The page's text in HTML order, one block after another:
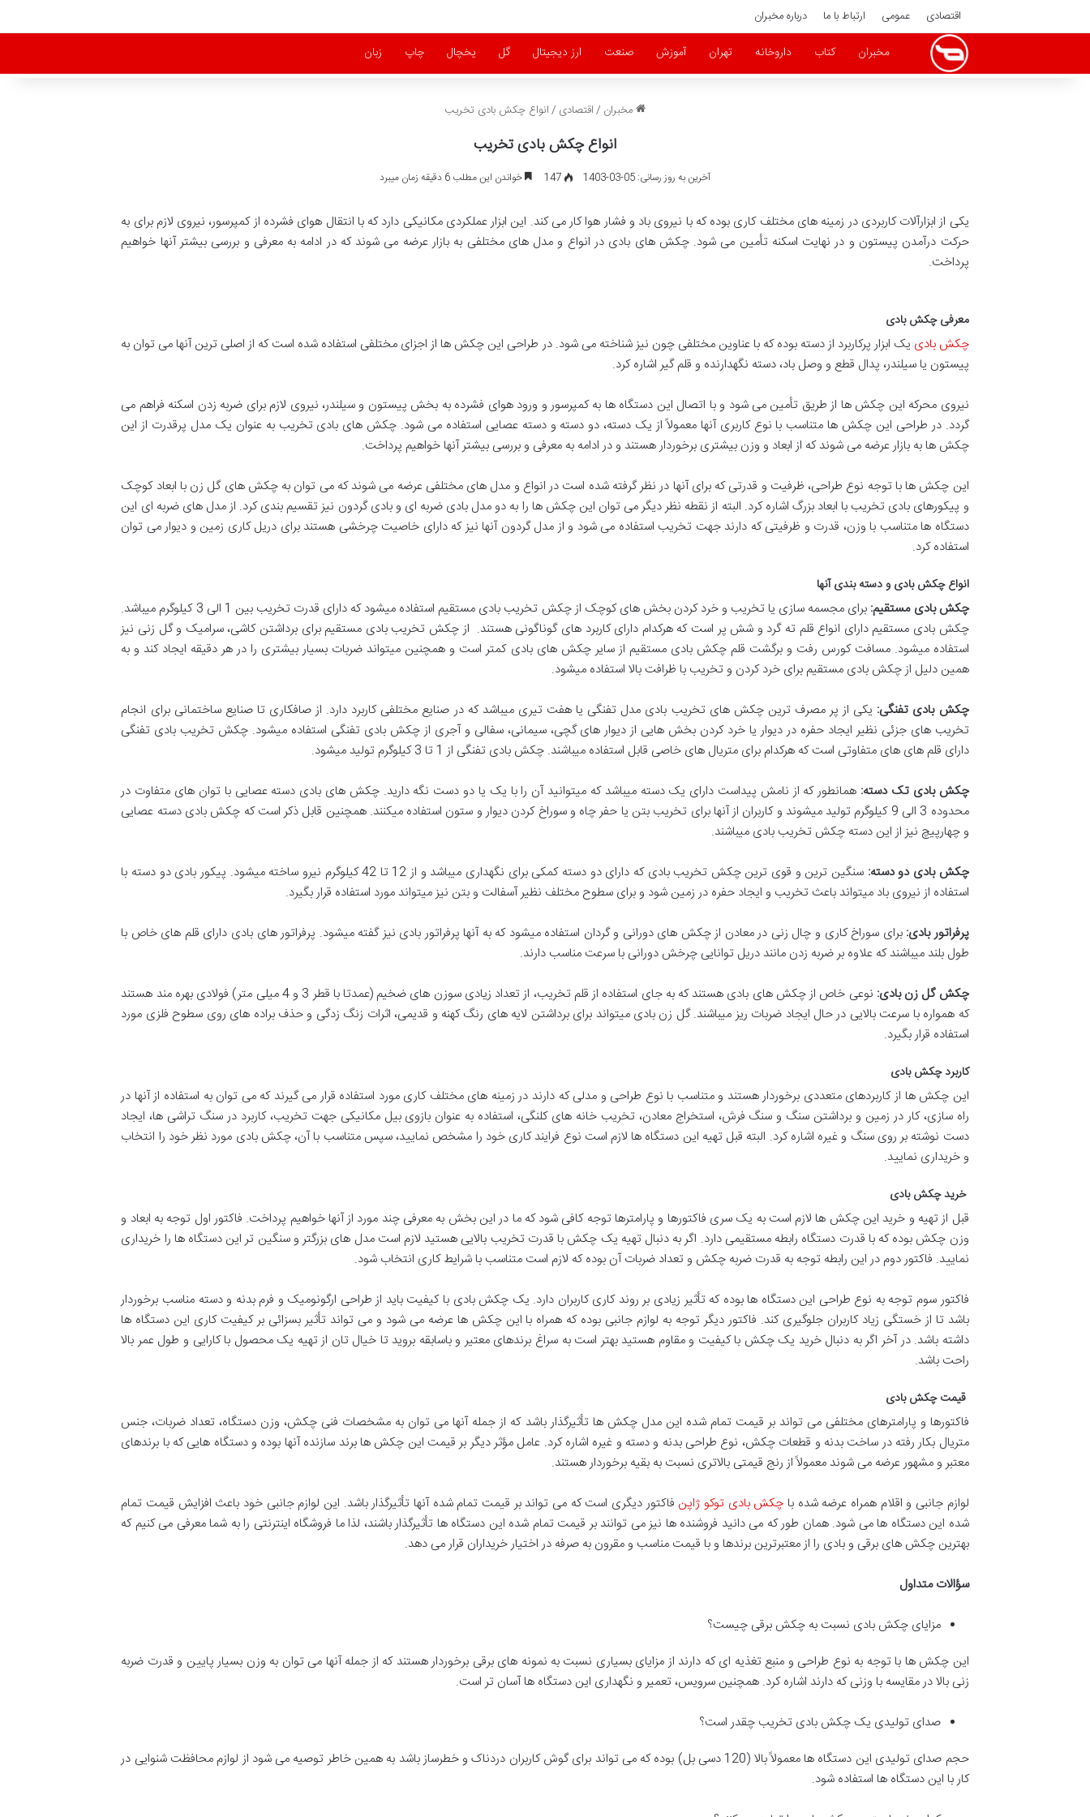
اقتصادی عمومی ارتباط با ما درباره مخبران
مخبران کتاب داروخانه تهران آموزش صنعت ارز دیجیتال گل یخچال چاپ زبان
مخبران /اقتصادی /انواع چکش بادی تخریب
انواع چکش بادی تخریب
آخرین به روز رسانی: 05-03-1403 147 خواندن این مطلب 6 دقیقه زمان میبرد
یکی از ابزارآلات کاربردی در زمینه های مختلف کاری بوده که با نیروی باد و فشار هوا کار می کند. این ابزار عملکردی مکانیکی دارد که با انتقال هوای فشرده از کمپرسور، نیروی لازم برای به
حرکت درآمدن پیستون و در نهایت اسکنه تأمین می شود. چکش های بادی در انواع و مدل های مختلفی به بازار عرضه می شوند که در ادامه به معرفی و بررسی بیشتر آنها خواهیم
پرداخت.
معرفی چکش بادی
چکش بادی یک ابزار پرکاربرد از دسته بوده که با عناوین مختلفی چون نیز شناخته می شود. در طراحی این چکش ها از اجزای مختلفی استفاده شده است که از اصلی ترین آنها می توان به
پیستون یا سیلندر، پدال قطع و وصل باد، دسته نگهدارنده و قلم گیر اشاره کرد.
نیروی محرکه این چکش ها از طریق تأمین می شود و با اتصال این دستگاه ها به کمپرسور و ورود هوای فشرده به بخش پیستون و سیلندر، نیروی لازم برای ضربه زدن اسکنه فراهم می
گردد. در طراحی این چکش ها متناسب با نوع کاربری آنها معمولاً از یک دسته، دو دسته و دسته عصایی استفاده می شود. چکش های بادی تخریب به عنوان یک مدل پرقدرت از این
چکش ها به بازار عرضه می شوند که از ابعاد و وزن بیشتری برخوردار هستند و در ادامه به معرفی و بررسی بیشتر آنها خواهیم پرداخت.
این چکش ها با توجه نوع طراحی، ظرفیت و قدرتی که برای آنها در نظر گرفته شده است در انواع و مدل های مختلفی عرضه می شوند که می توان به چکش های گل زن با ابعاد کوچک
و پیکورهای بادی تخریب با ابعاد بزرگ اشاره کرد. البته از نقطه نظر دیگر می توان این چکش ها را به دو مدل بادی ضربه ای و بادی گردون نیز تقسیم بندی کرد. از مدل های ضربه ای این
دستگاه ها متناسب با وزن، قدرت و ظرفیتی که دارند جهت تخریب استفاده می شود و از مدل گردون آنها نیز که دارای خاصیت چرخشی هستند برای دریل کاری زمین و دیوار می توان
استفاده کرد.
انواع چکش بادی و دسته بندی آنها
چکش بادی مستقیم:
برای مجسمه سازی یا تخریب و خرد کردن بخش های کوچک از چکش تخریب بادی مستقیم استفاده میشود که دارای قدرت تخریب بین 1 الی 3 کیلوگرم میباشد.
چکش بادی مستقیم دارای انواع قلم ته گرد و شش پر است که هرکدام دارای کاربرد های گوناگونی هستند. از چکش تخریب بادی مستقیم برای برداشتن کاشی، سرامیک و گل زنی نیز
استفاده میشود. مسافت کورس رفت و برگشت قلم چکش بادی مستقیم از سایر چکش های بادی کمتر است و همچنین میتواند ضربات بسیار بیشتری را در هر دقیقه ایجاد کند و به
همین دلیل از چکش بادی مستقیم برای خرد کردن و تخریب با ظرافت بالا استفاده میشود.
چکش بادی تفنگی: یکی از پر مصرف ترین چکش های تخریب بادی مدل تفنگی یا هفت تیری میباشد که در صنایع مختلفی کاربرد دارد. از صافکاری تا صنایع ساختمانی برای انجام
تخریب های جزئی نظیر ایجاد حفره در دیوار یا خرد کردن بخش هایی از دیوار های گچی، سیمانی، سفالی و آجری از چکش بادی تفنگی استفاده میشود. چکش تخریب بادی تفنگی
دارای قلم های های متفاوتی است که هرکدام برای متریال های خاصی قابل استفاده میباشند. چکش بادی تفنگی از 1 تا 3 کیلوگرم تولید میشود.
چکش بادی تک دسته: همانطور که از نامش پیداست دارای یک دسته میباشد که میتوانید آن را با یک یا دو دست نگه دارید. چکش های بادی دسته عصایی با توان های متفاوت در
محدوده 3 الی 9 کیلوگرم تولید میشوند و کاربران از آنها برای تخریب بتن یا حفر چاه و سوراخ کردن دیوار و ستون استفاده میکنند. همچنین قابل ذکر است که چکش بادی دسته عصایی
و چهارپیچ نیز از این دسته چکش تخریب بادی میباشند.
چکش بادی دو دسته:
سنگین ترین و قوی ترین چکش تخریب بادی که دارای دو دسته کمکی برای نگهداری میباشد و از 12 تا 42 کیلوگرم نیرو ساخته میشود. پیکور بادی دو دسته با
استفاده از نیروی باد میتواند باعث تخریب و ایجاد حفره در زمین شود و برای سطوح مختلف نظیر آسفالت و بتن نیز میتواند مورد استفاده قرار بگیرد.
پرفراتور بادی: برای سوراخ کاری و چال زنی در معادن از چکش های دورانی و گردان استفاده میشود که به آنها پرفراتور بادی نیز گفته میشود. پرفراتور های بادی دارای قلم های خاص با
طول بلند میباشند که علاوه بر ضربه زدن مانند دریل توانایی چرخش دورانی با سرعت مناسب دارند.
چکش گل زن بادی:
نوعی خاص از چکش های بادی هستند که به جای استفاده از قلم تخریب، از تعداد زیادی سوزن های ضخیم (عمدتا با قطر 3 و 4 میلی متر) فولادی بهره مند هستند
که همواره با سرعت بالایی در حال ایجاد ضربات ریز میباشند. گل زن بادی میتواند برای برداشتن لایه های رنگ کهنه و قدیمی، اثرات زنگ زدگی و حذف براده های روی سطوح فلزی مورد
استفاده قرار بگیرد.
کاربرد چکش بادی
این چکش ها از کاربردهای متعددی برخوردار هستند و متناسب با نوع طراحی و مدلی که دارند در زمینه های مختلف کاری مورد استفاده قرار می گیرند که می توان به استفاده از آنها در
راه سازی، کار در زمین و برداشتن سنگ و سنگ فرش، استخراج معادن، تخریب خانه های کلنگی، استفاده به عنوان بازوی بیل مکانیکی جهت تخریب، کاربرد در سنگ تراشی ها، ایجاد
دست نوشته بر روی سنگ و غیره اشاره کرد. البته قبل تهیه این دستگاه ها لازم است نوع فرایند کاری خود را مشخص نمایید، سپس متناسب با آن، چکش بادی مورد نظر خود را انتخاب
و خریداری نمایید.
خرید چکش بادی
قبل از تهیه و خرید این چکش ها لازم است به یک سری فاکتورها و پارامترها توجه کافی شود که ما در این بخش به معرفی چند مورد از آنها خواهیم پرداخت. فاکتور اول توجه به ابعاد و
وزن چکش بوده که با قدرت دستگاه رابطه مستقیمی دارد. اگر به دنبال تهیه یک چکش با قدرت تخریب بالایی هستید لازم است مدل های بزرگتر و سنگین تر این دستگاه ها را خریداری
نمایید. فاکتور دوم در این رابطه توجه به قدرت ضربه چکش و تعداد ضربات آن بوده که لازم است متناسب با شرایط کاری انتخاب شود.
فاکتور سوم توجه به نوع طراحی این دستگاه ها بوده که تأثیر زیادی بر روند کاری کاربران دارد. یک چکش بادی با کیفیت باید از طراحی ارگونومیک و فرم بدنه و دسته مناسب برخوردار
باشد تا از خستگی زیاد کاربران جلوگیری کند. فاکتور دیگر توجه به لوازم جانبی بوده که همراه با این چکش ها عرضه می شود و می تواند تأثیر بسزائی بر کیفیت کاری این دستگاه ها
داشته باشد. در آخر اگر به دنبال خرید یک چکش با کیفیت و مقاوم هستید بهتر است به سراغ برندهای معتیر و باسابقه بروید تا خیال تان از تهیه یک محصول با کارایی و طول عمر بالا
راحت باشد.
قیمت چکش بادی
فاکتورها و پارامترهای مختلفی می تواند بر قیمت تمام شده این مدل چکش ها تأثیرگذار باشد که از جمله آنها می توان به مشخصات فنی چکش، وزن دستگاه، تعداد ضربات، جنس
متریال بکار رفته در ساخت بدنه و قطعات چکش، نوع طراحی بدنه و دسته و غیره اشاره کرد. عامل مؤثر دیگر بر قیمت این چکش ها برند سازنده آنها بوده و دستگاه هایی که با برندهای
معتبر و مشهور عرضه می شوند معمولاً از رنج قیمتی بالاتری نسبت به بقیه برخوردار هستند.
لوازم جانبی و اقلام همراه عرضه شده با چکش بادی توکو ژاپن فاکتور دیگری است که می تواند بر قیمت تمام شده آنها تأثیرگذار باشد. این لوازم جانبی خود باعث افزایش قیمت تمام
شده این دستگاه ها می شود. همان طور که می دانید فروشنده ها نیز می توانند بر قیمت تمام شده این دستگاه ها تأثیرگذار باشند، لذا ما فروشگاه اینترنتی را به شما معرفی می کنیم که
بهترین چکش های برقی و بادی را از معتبرترین برندها و با قیمت مناسب و مقرون به صرفه در اختیار خریداران قرار می دهد.
سؤالات متداول
مزایای چکش بادی نسبت به چکش برقی چیست؟
این چکش ها با توجه به نوع طراحی و منبع تغذیه ای که دارند از مزایای بسیاری نسبت به نمونه های برقی برخوردار هستند که از جمله آنها می توان به وزن بسیار پایین و قدرت ضربه
زنی بالا در مقایسه با وزنی که دارند اشاره کرد. همچنین سرویس، تعمیر و نگهداری این دستگاه ها آسان تر است.
صدای تولیدی یک چکش بادی تخریب چقدر است؟
حجم صدای تولیدی این دستگاه ها معمولاً بالا (120 دسی بل) بوده که می تواند برای گوش کاربران دردناک و خطرساز باشد به همین خاطر توصیه می شود از لوازم محافظت شنوایی در
کار با این دستگاه ها استفاده شود.